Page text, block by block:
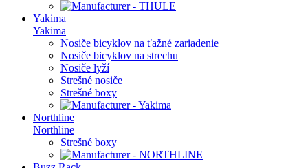
Yakima
Yakima
Nosiče bicyklov na ťažné zariadenie
Nosiče bicyklov na strechu
Nosiče lyží
Strešné nosiče
Strešné boxy
Northline
Northline
Strešné boxy